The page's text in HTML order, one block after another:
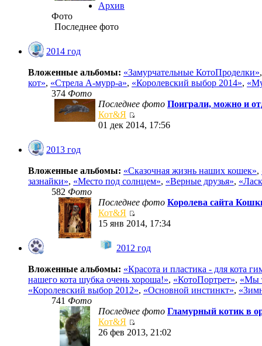
Архив
Фото
Последнее фото
2014 год
Вложенные альбомы: «Замурчательные КотоПроделки»,
кот», «Стрела А-мурр-а», «Королевский выбор 2014»,
374 Фото
Последнее фото Поиграли, можно и
Кот&Я
01 дек 2014, 17:56
2013 год
Вложенные альбомы: «Сказочная жизнь наших кошек»,
зазнайки», «Место под солнцем», «Верные друзья»,
582 Фото
Последнее фото Королева сайта
Кот&Я
15 янв 2014, 17:34
2012 год
Вложенные альбомы: «Красота и пластика - для кота
нашего кота шубка очень хороша!», «КотоПортрет», «Мы
«Королевский выбор 2012», «Основной инстинкт»,
741 Фото
Последнее фото Гламурный котик в
Кот&Я
26 фев 2013, 21:02